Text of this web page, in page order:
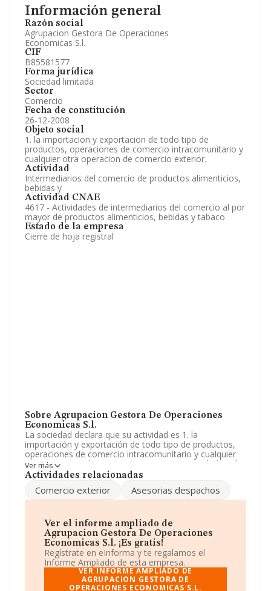
Información general
Razón social
Agrupacion Gestora De Operaciones
Economicas S.l.
CIF
B85581577
Forma jurídica
Sociedad limitada
Sector
Comercio
Fecha de constitución
26-12-2008
Objeto social
1. la importacion y exportacion de todo tipo de
productos, operaciones de comercio intracomunitario y
cualquier otra operacion de comercio exterior.
Actividad
Intermediarios del comercio de productos alimenticios,
bebidas y
Actividad CNAE
4617 - Actividades de intermediarios del comercio al por
mayor de productos alimenticios, bebidas y tabaco
Estado de la empresa
Cierre de hoja registral
Sobre Agrupacion Gestora De Operaciones
Economicas S.l.
La sociedad declara que su actividad es 1. la
importación y exportación de todo tipo de productos,
operaciones de comercio intracomunitario y cualquier
otra operacion de comercio exterior. La sociedad está
registrada como Sociedad Limitada. Su actividad CNAE
alimenticios, bebidas y tabaco' con código 4617. La
sociedad no tiene actividad en mercados exteriores.
La sociedad Agrupacion Gestora de Operaciones
Economicas S.L, con número de identificación fiscal
B85581577, se encuentra en Calle Narvaez núm. 61 Plt
3 Dr, (28009), Madrid, Madrid.
Con los datos a disposición de INFORMA sobre 6.632
empresas pertenecientes al sector, a nivel nacional la
Ver más
Actividades relacionadas
Comercio exterior Asesorias despachos
Ver el informe ampliado de
Agrupacion Gestora De Operaciones
Economicas S.l. ¡Es gratis!
Regístrate en eInforma y te regalamos el
Informe Ampliado de esta empresa.
VER INFORME AMPLIADO DE
AGRUPACION GESTORA DE
OPERACIONES ECONOMICAS S.L.
Artículos de prensa publicados sobre la empresa.
Información oficial y registral complementaria.